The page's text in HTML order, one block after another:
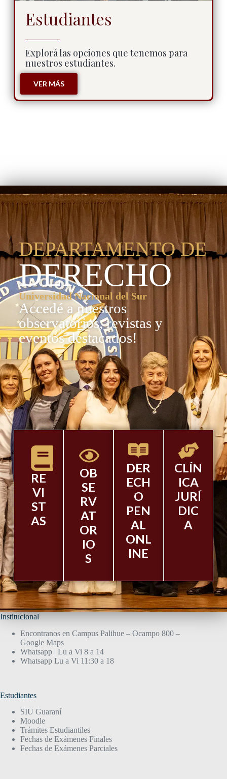
Estudiantes
Explorá las opciones que tenemos para
nuestros estudiantes.
VER MÁS
Derecho
DEPARTAMENTO DE
DERECHO
Universidad Nacional del Sur
Accedé a nuestros
observatorios, revistas y
eventos destacados!
RE
VI
ST
AS
OB
SE
RV
AT
OR
IO
S
DER
ECH
O
PEN
AL
ONL
INE
CLÍN
ICA
JURÍ
DIC
A
Institucional
Encontranos en Campus Palihue – Ocampo 800 –
Google Maps
Whatsapp | Lu a Vi 8 a 14
Whatsapp Lu a Vi 11:30 a 18
Estudiantes
SIU Guaraní
Moodle
Trámites Estudiantiles
Fechas de Exámenes Finales
Fechas de Exámenes Parciales